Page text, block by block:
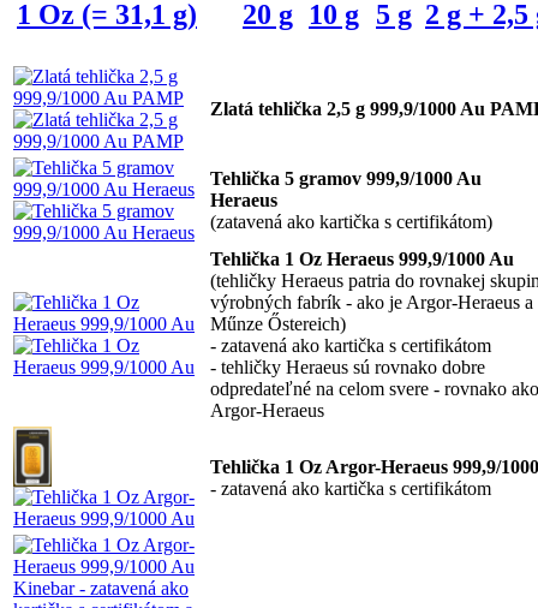
1 Oz (= 31,1 g) 20 g 10 g 5 g 2 g + 2,5
Zlatá tehlička 2,5 g 999,9/1000 Au
Tehlička 5 gramov 999,9/1000 Au
Heraeus
(zatavená ako kartička s certifikátom)
Tehlička 1 Oz Heraeus 999,9/1000 Au
(tehličky Heraeus patria do rovnakej
výrobných fabrík - ako je Argor-Heraeus a
Műnze Őstereich)
- zatavená ako kartička s certifikátom
- tehličky Heraeus sú rovnako dobre
odpredateľné na celom svere - rovnako ako
Argor-Heraeus
Tehlička 1 Oz Argor-Heraeus 999,9/
- zatavená ako kartička s certifikátom